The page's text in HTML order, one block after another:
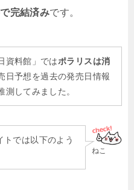
完結済みです。
資料館」ではポラリスは消
日予想を過去の発売日情報
測してみました。
ねこ
トでは以下のよう